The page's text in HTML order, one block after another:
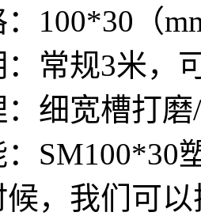
100*30（
常规3米，
细宽槽打
：SM100*30
候，我们可